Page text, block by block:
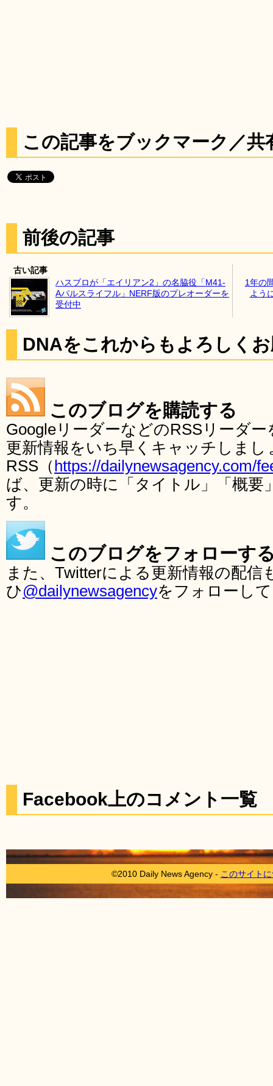
この記事をブックマーク／共
前後の記事
古い記事
ハスブロが「エイリアン2」の名脇役「M41-
Aパルスライフル」NERF版のプレオーダーを
受付中
1年の
よう
DNAをこれからもよろしく
このブログを購読する
GoogleリーダーなどのRSSリーダ
更新情報をいち早くキャッチしま
RSS（https://dailynewsagency.com/
ば、更新の時に「タイトル」「概要
す。
このブログをフォローす
また、Twitterによる更新情報の配
ひ@dailynewsagencyをフォローし
Facebook上のコメント一覧
©2010 Daily News Agency - このサイト